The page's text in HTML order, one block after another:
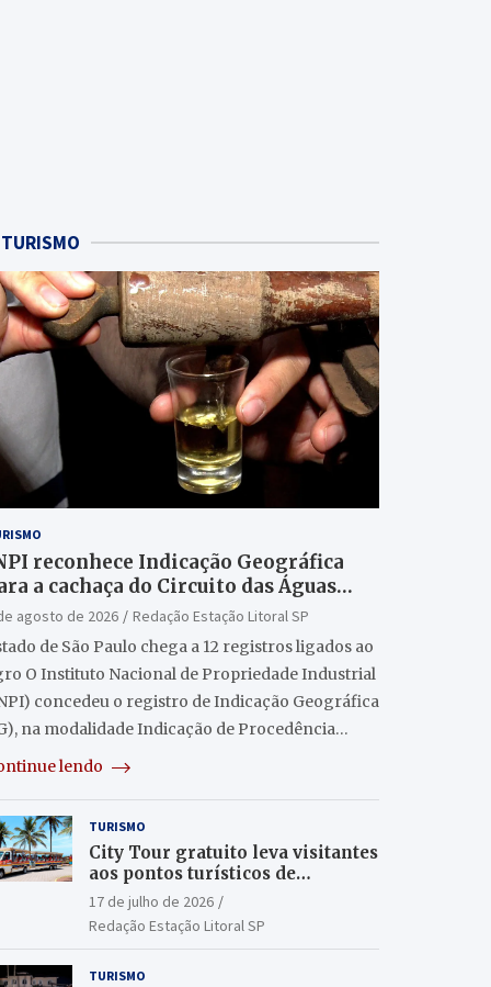
TURISMO
reconhece Indicação Geográfica
a cachaça do Circuito das Águas
agosto de 2026
Redação Estação Litoral SP
de São Paulo chega a 12 registros ligados ao
O Instituto Nacional de Propriedade Industrial
concedeu o registro de Indicação Geográfica
na modalidade Indicação de Procedência…
lendo
TURISMO
City Tour gratuito leva visitantes
aos pontos turísticos de
Itanhaém
17 de julho de 2026
Redação Estação Litoral SP
TURISMO